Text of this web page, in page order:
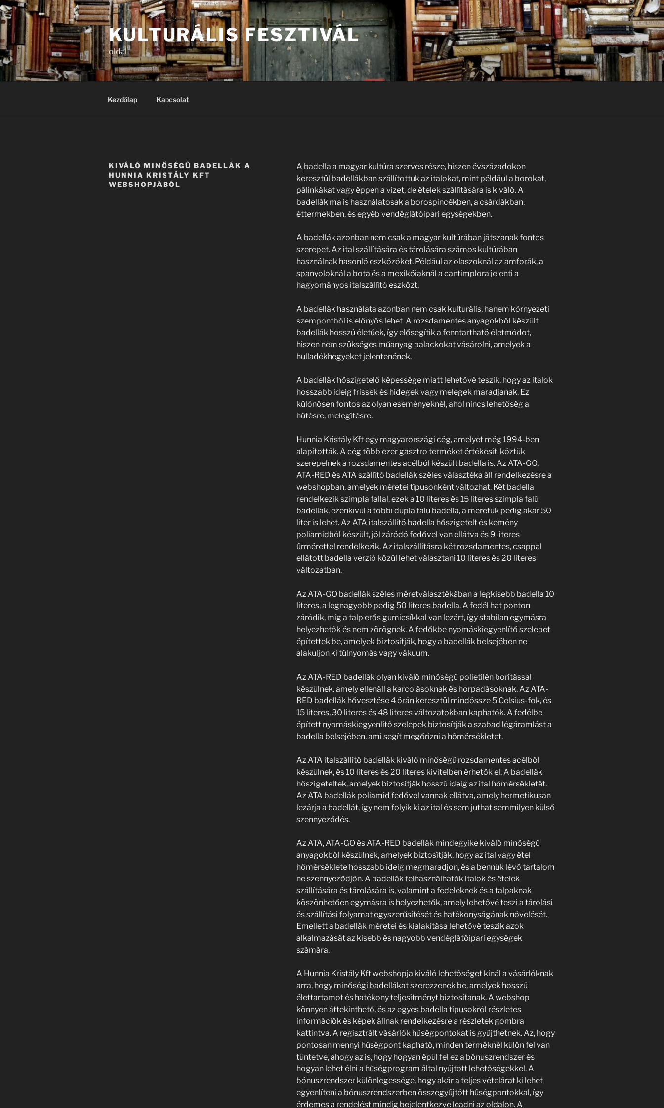
Tartalomhoz
KULTURÁLIS FESZTIVÁL
oldal
Kezdőlap Kapcsolat
KIVÁLÓ MINŐSÉGŰ BADELLÁK A
HUNNIA KRISTÁLY KFT
WEBSHOPJÁBÓL
A badella a magyar kultúra szerves része, hiszen évszázadokon
keresztül badellákban szállítottuk az italokat, mint például a borokat,
pálinkákat vagy éppen a vizet, de ételek szállítására is kiváló. A
badellák ma is használatosak a borospincékben, a csárdákban,
éttermekben, és egyéb vendéglátóipari egységekben.
A badellák azonban nem csak a magyar kultúrában játszanak fontos
szerepet. Az ital szállítására és tárolására számos kultúrában
használnak hasonló eszközöket. Például az olaszoknál az amforák, a
spanyoloknál a bota és a mexikóiaknál a cantimplora jelenti a
hagyományos italszállító eszközt.
A badellák használata azonban nem csak kulturális, hanem környezeti
szempontból is előnyös lehet. A rozsdamentes anyagokból készült
badellák hosszú életűek, így elősegítik a fenntartható életmódot,
hiszen nem szükséges műanyag palackokat vásárolni, amelyek a
hulladékhegyeket jelentenének.
A badellák hőszigetelő képessége miatt lehetővé teszik, hogy az italok
hosszabb ideig frissek és hidegek vagy melegek maradjanak. Ez
különösen fontos az olyan eseményeknél, ahol nincs lehetőség a
hűtésre, melegítésre.
Hunnia Kristály Kft egy magyarországi cég, amelyet még 1994-ben
alapították. A cég több ezer gasztro terméket értékesít, köztük
szerepelnek a rozsdamentes acélból készült badella is. Az ATA-GO,
ATA-RED és ATA szállító badellák széles választéka áll rendelkezésre a
webshopban, amelyek méretei típusonként változhat. Két badella
rendelkezik szimpla fallal, ezek a 10 literes és 15 literes szimpla falú
badellák, ezenkívül a többi dupla falú badella, a méretük pedig akár 50
liter is lehet. Az ATA italszállító badella hőszigetelt és kemény
poliamidból készült, jól záródó fedővel van ellátva és 9 literes
űrmérettel rendelkezik. Az italszállításra két rozsdamentes, csappal
ellátott badella verzió közül lehet választani 10 literes és 20 literes
változatban.
Az ATA-GO badellák széles méretválasztékában a legkisebb badella 10
literes, a legnagyobb pedig 50 literes badella. A fedél hat ponton
záródik, míg a talp erős gumicsíkkal van lezárt, így stabilan egymásra
helyezhetők és nem zörögnek. A fedőkbe nyomáskiegyenlítő szelepet
építettek be, amelyek biztosítják, hogy a badellák belsejében ne
alakuljon ki túlnyomás vagy vákuum.
Az ATA-RED badellák olyan kiváló minőségű polietilén borítással
készülnek, amely ellenáll a karcolásoknak és horpadásoknak. Az ATA-
RED badellák hővesztése 4 órán keresztül mindössze 5 Celsius-fok, és
15 literes, 30 literes és 48 literes változatokban kaphatók. A fedélbe
épített nyomáskiegyenlítő szelepek biztosítják a szabad légáramlást a
badella belsejében, ami segít megőrizni a hőmérsékletet.
Az ATA italszállító badellák kiváló minőségű rozsdamentes acélból
készülnek, és 10 literes és 20 literes kivitelben érhetők el. A badellák
hőszigeteltek, amelyek biztosítják hosszú ideig az ital hőmérsékletét.
Az ATA badellák poliamid fedővel vannak ellátva, amely hermetikusan
lezárja a badellát, így nem folyik ki az ital és sem juthat semmilyen külső
szennyeződés.
Az ATA, ATA-GO és ATA-RED badellák mindegyike kiváló minőségű
anyagokból készülnek, amelyek biztosítják, hogy az ital vagy étel
hőmérséklete hosszabb ideig megmaradjon, és a bennük lévő tartalom
ne szennyeződjön. A badellák felhasználhatók italok és ételek
szállítására és tárolására is, valamint a fedeleknek és a talpaknak
köszönhetően egymásra is helyezhetők, amely lehetővé teszi a tárolási
és szállítási folyamat egyszerűsítését és hatékonyságának növelését.
Emellett a badellák méretei és kialakítása lehetővé teszik azok
alkalmazását az kisebb és nagyobb vendéglátóipari egységek
számára.
A Hunnia Kristály Kft webshopja kiváló lehetőséget kínál a vásárlóknak
arra, hogy minőségi badellákat szerezzenek be, amelyek hosszú
élettartamot és hatékony teljesítményt biztosítanak. A webshop
könnyen áttekinthető, és az egyes badella típusokról részletes
információk és képek állnak rendelkezésre a részletek gombra
kattintva. A regisztrált vásárlók hűségpontokat is gyűjthetnek. Az, hogy
pontosan mennyi hűségpont kapható, minden terméknél külön fel van
tüntetve, ahogy az is, hogy hogyan épül fel ez a bónuszrendszer és
hogyan lehet élni a hűségprogram által nyújtott lehetőségekkel. A
bónuszrendszer különlegessége, hogy akár a teljes vételárat ki lehet
egyenlíteni a bónuszrendszerben összegyűjtött hűségpontokkal, így
érdemes a rendelést mindig bejelentkezve leadni az oldalon. A